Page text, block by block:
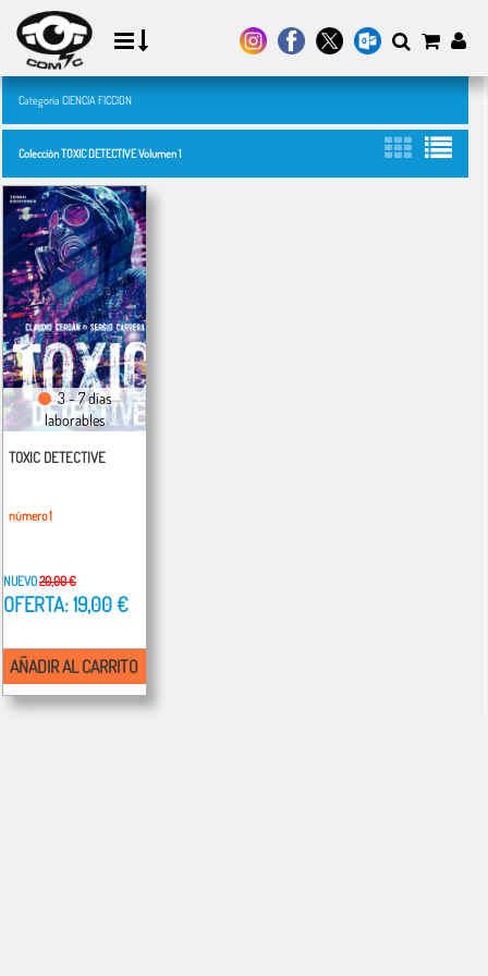
Categoría CIENCIA FICCION
Colección TOXIC DETECTIVE Volumen 1
3 - 7 días
laborables
TOXIC DETECTIVE
número 1
NUEVO20,00 €
OFERTA: 19,00 €
AÑADIR AL CARRITO